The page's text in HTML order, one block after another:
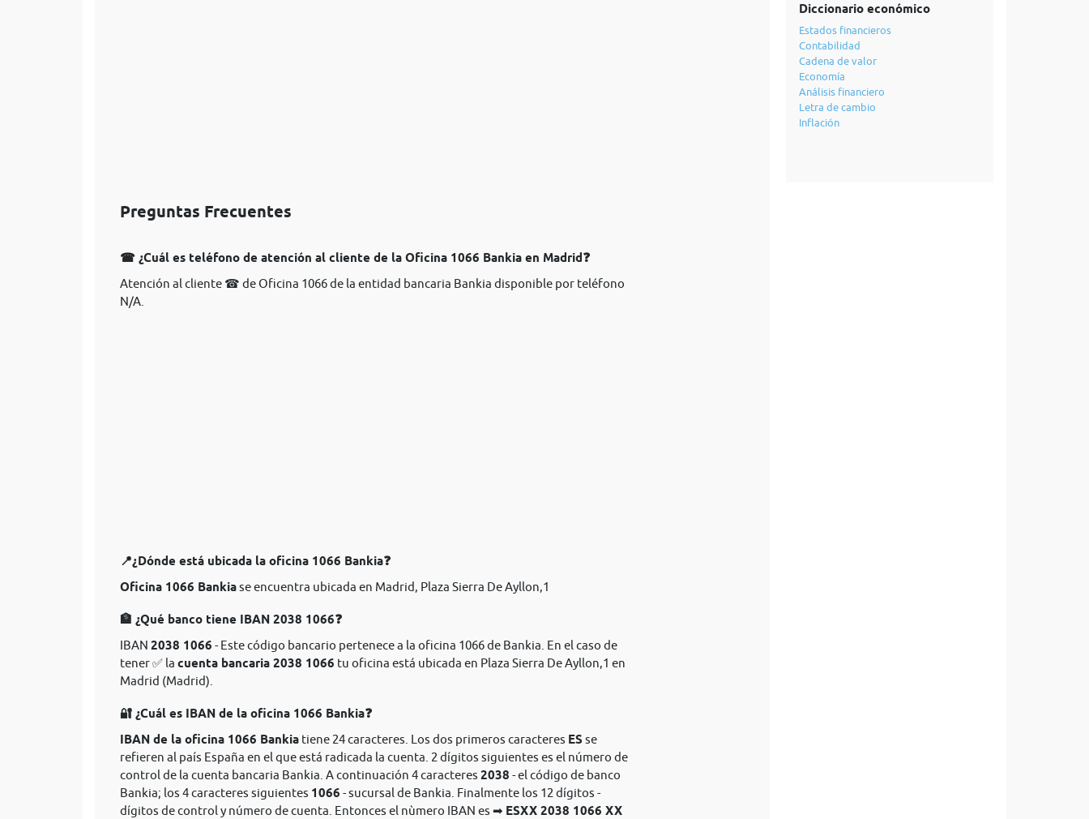
Preguntas Frecuentes
☎ ¿Cuál es teléfono de atención al cliente de la Oficina 1066 Bankia en Madrid❓
Atención al cliente ☎ de Oficina 1066 de la entidad bancaria Bankia disponible por teléfono
N/A.
📍¿Dónde está ubicada la oficina 1066 Bankia❓
Oficina 1066 Bankiase encuentra ubicada en Madrid, Plaza Sierra De Ayllon,1
🏦 ¿Qué banco tiene IBAN 2038 1066❓
IBAN 2038 1066 - Este código bancario pertenece a la oficina 1066 de Bankia. En el caso de
tener ✅ la cuenta bancaria 2038 1066 tu oficina está ubicada en Plaza Sierra De Ayllon,1 en
Madrid (Madrid).
🔐 ¿Cuál es IBAN de la oficina 1066 Bankia❓
IBAN de la oficina 1066 Bankia tiene 24 caracteres. Los dos primeros caracteres ES se
refieren al país España en el que está radicada la cuenta. 2 dígitos siguientes es el número de
control de la cuenta bancaria Bankia. A continuación 4 caracteres 2038 - el código de banco
Bankia; los 4 caracteres siguientes 1066 - sucursal de Bankia. Finalmente los 12 dígitos -
dígitos de control y número de cuenta. Entonces el nùmero IBAN es ➡ ESXX 2038 1066 XX
Diccionario económico
Estados financieros
Contabilidad
Cadena de valor
Economía
Análisis financiero
Letra de cambio
Inflación